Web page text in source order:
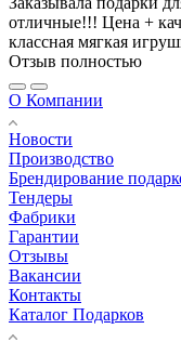
отличные!!! Цена +
классная мягкая
Отзыв полностью
О Компании
Новости
Производство
Брендирование
Тендеры
Фабрики
Гарантии
Отзывы
Вакансии
Контакты
Каталог Подарков